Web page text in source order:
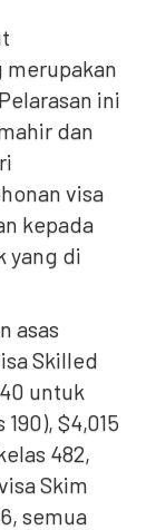
merupakan
ini
dan
visa
kepada
yang di
asas
Skilled
untuk
$4,015
482,
Skim
semua